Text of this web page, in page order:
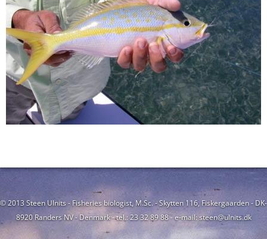
© 2013 Steen Ulnits - Fisheries biologist, M.Sc. - Skytten 116, Fiskergaarden - DK-
8920 Randers NV - Denmark - tel.: 23 32 89 88 - e-mail: steen@ulnits.dk